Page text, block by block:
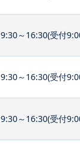
9:30～16:30(受付
9:30～16:30(受付
9:30～16:30(受付